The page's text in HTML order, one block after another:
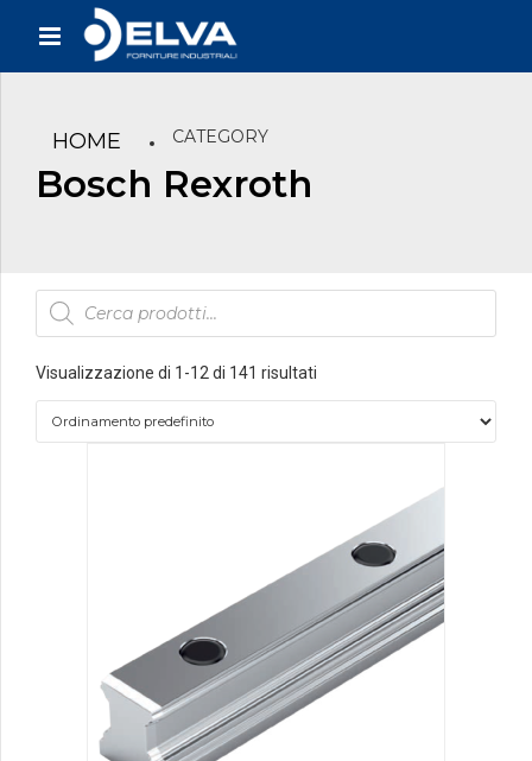
HOME CATEGORY
Bosch Rexroth
Products
search
Visualizzazione di 1-12 di 141 risultati